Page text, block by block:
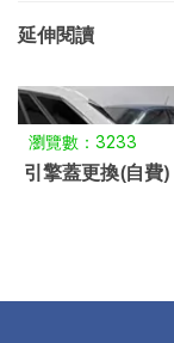
延伸閱讀
瀏覽數：3233
引擎蓋更換(自費)